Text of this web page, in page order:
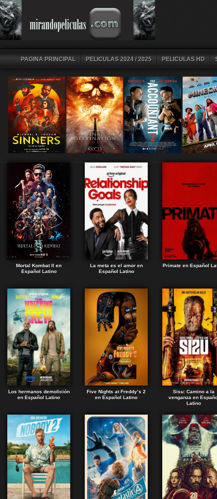
PAGINA PRINCIPAL PELICULAS 2024 / 2025 PELICULAS HD
Mortal Kombat II en
Español Latino
La meta es el amor en
Español Latino
Primate en Español
Los hermanos demolición
en Español Latino
Five Nights at Freddy’s 2
en Español Latino
Sisu: Camino a la
venganza en
Latino